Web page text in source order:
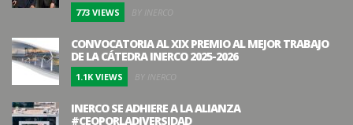
773 VIEWS BY INERCO
CONVOCATORIA AL XIX PREMIO AL MEJOR TRABAJO
DE LA CÁTEDRA INERCO 2025-2026
1.1K VIEWS BY INERCO
INERCO SE ADHIERE A LA ALIANZA
#CEOPORLADIVERSIDAD